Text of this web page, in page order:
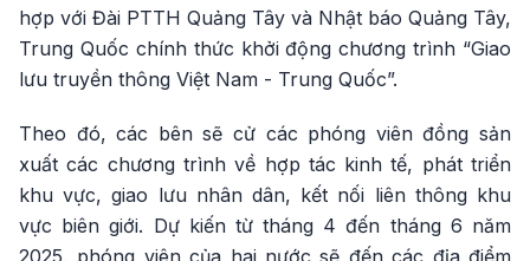
hợp với Đài PTTH Quảng Tây và Nhật báo Quảng Tây,
Trung Quốc chính thức khởi động chương trình “Giao
lưu truyền thông Việt Nam - Trung Quốc”.
Theo đó, các bên sẽ cử các phóng viên đồng sản
xuất các chương trình về hợp tác kinh tế, phát triển
khu vực, giao lưu nhân dân, kết nối liên thông khu
vực biên giới. Dự kiến từ tháng 4 đến tháng 6 năm
2025, phóng viên của hai nước sẽ đến các địa điểm